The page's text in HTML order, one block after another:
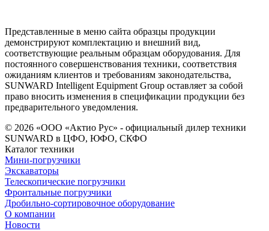
Представленные в меню сайта образцы продукции
демонстрируют комплектацию и внешний вид,
соответствующие реальным образцам оборудования. Для
постоянного совершенствования техники, соответствия
ожиданиям клиентов и требованиям законодательства,
SUNWARD Intelligent Equipment Group оставляет за собой
право вносить изменения в спецификации продукции без
предварительного уведомления.
© 2026 «ООО «Актио Рус» - официальный дилер техники
SUNWARD в ЦФО, ЮФО, СКФО
Каталог техники
Мини-погрузчики
Экскаваторы
Телескопические погрузчики
Фронтальные погрузчики
Дробильно-сортировочное оборудование
О компании
Новости